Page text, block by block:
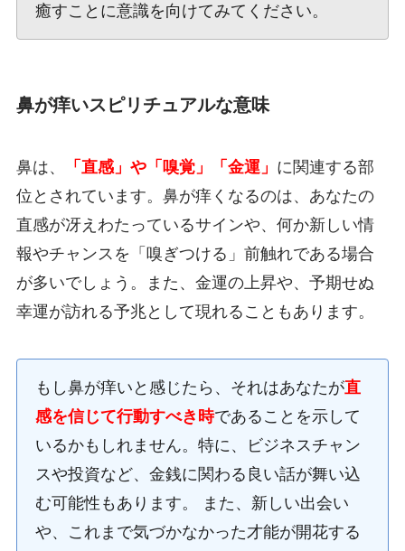
癒すことに意識を向けてみてください。
鼻が痒いスピリチュアルな意味
鼻は、 「直感」や「嗅覚」「金運」 に関連する部
位とされています。鼻が痒くなるのは、あなたの
直感が冴えわたっているサインや、何か新しい情
報やチャンスを「嗅ぎつける」前触れである場合
が多いでしょう。また、金運の上昇や、予期せぬ
幸運が訪れる予兆として現れることもあります。
もし鼻が痒いと感じたら、それはあなたが直
感を信じて行動すべき時であることを示して
いるかもしれません。特に、ビジネスチャン
スや投資など、金銭に関わる良い話が舞い込
む可能性もあります。 また、新しい出会い
や、これまで気づかなかった才能が開花する